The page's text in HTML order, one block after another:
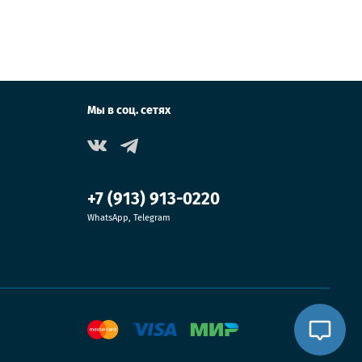
Мы в соц. сетях
+7 (913) 913-0220
WhatsApp, Telegram